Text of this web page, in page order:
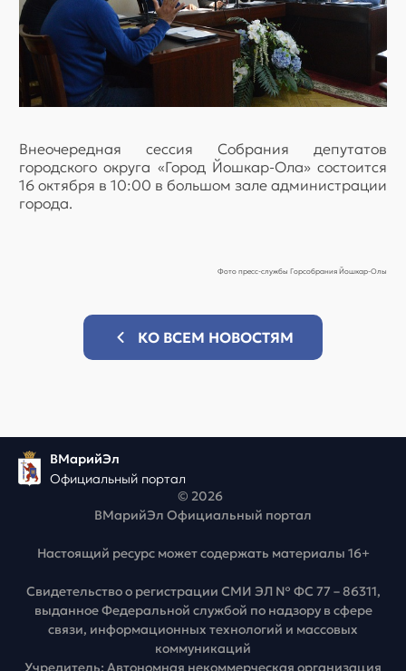
Внеочередная сессия Собрания депутатов
городского округа «Город Йошкар-Ола» состоится
16 октября в 10:00 в большом зале администрации
города.
Фото пресс-службы Горсобрания Йошкар-Олы
КО ВСЕМ НОВОСТЯМ
ВМарийЭл
Официальный портал
© 2026
ВМарийЭл Официальный портал
Настоящий ресурс может содержать материалы 16+
Свидетельство о регистрации СМИ ЭЛ № ФС 77 – 86311,
выданное Федеральной службой по надзору в сфере
связи, информационных технологий и массовых
коммуникаций
Учредитель: Автономная некоммерческая организация